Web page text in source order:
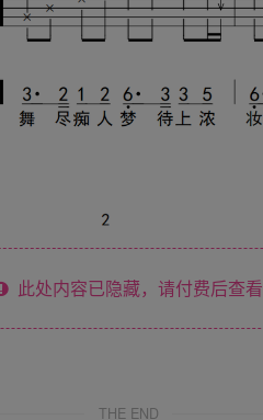
此处内容已隐藏，请付费后查看
THE END